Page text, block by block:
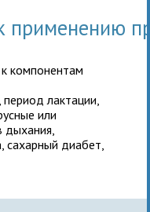
применению
компонентам
лактации,
или
дыхания,
диабет,